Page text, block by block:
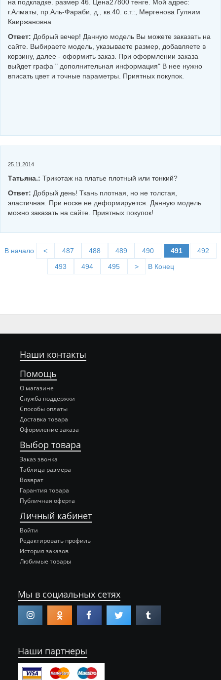
на подкладке. размер 46. Цена27800 тенге. Мой адрес:
г.Алматы, пр.Аль-Фараби, д., кв.40. с.т.:, Мергенова Гуляим
Каиржановна
Ответ: Добрый вечер! Данную модель Вы можете заказать на
сайте. Выбираете модель, указываете размер, добавляете в
корзину, далее - оформить заказ. При оформлении заказа
выйдет графа " дополнительная информация" В нее нужно
вписать цвет и точные параметры. Приятных покупок.
25.11.2014
Татьяна.: Трикотаж на платье плотный или тонкий?
Ответ: Добрый день! Ткань плотная, но не толстая,
эластичная. При носке не деформируется. Данную модель
можно заказать на сайте. Приятных покупок!
В начало < 487 488 489 490 491
492
493
494 495 > В Конец
Наши контакты
Помощь
О магазине
Служба поддержки
Способы оплаты
Доставка товара
Оформление заказа
Выбор товара
Заказ звонка
Таблица размера
Возврат
Гарантия товара
Публичная оферта
Личный кабинет
Войти
Редактировать профиль
История заказов
Любимые товары
Мы в социальных сетях
Наши партнеры